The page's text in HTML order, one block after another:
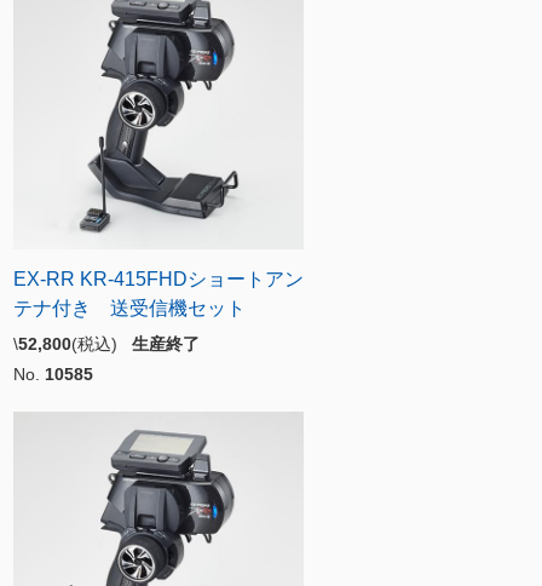
EX-RR KR-415FHDショートアン
テナ付き 送受信機セット
\52,800(税込) 生産終了
No. 10585